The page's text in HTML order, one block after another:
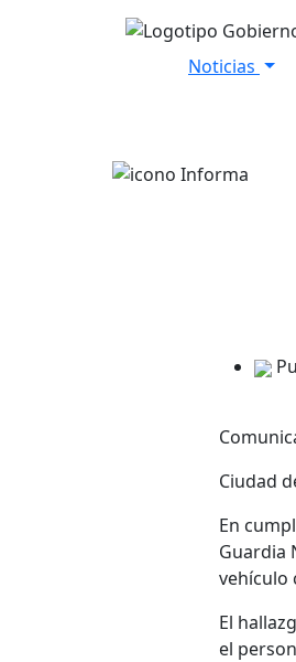
Noticias
Ciudad
En
Guardia
vehículo
El
el